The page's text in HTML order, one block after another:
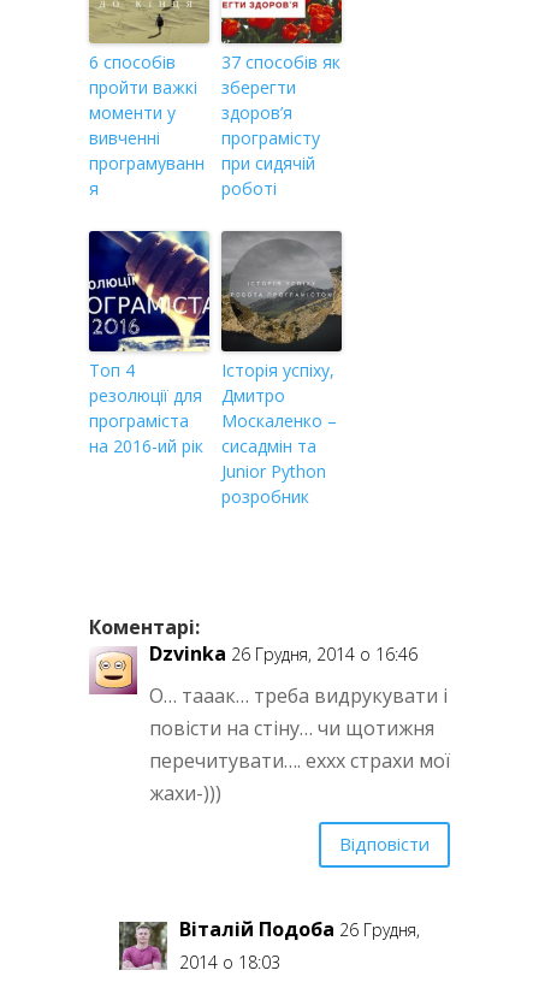
6 способів
пройти важкі
моменти у
вивченні
програмуванн
я
37 способів як
зберегти
здоров’я
програмісту
при сидячій
роботі
Топ 4
резолюції для
програміста
на 2016-ий рік
Історія успіху,
Дмитро
Москаленко –
сисадмін та
Junior Python
розробник
Коментарі:
Dzvinka 26 Грудня, 2014 о 16:46
О… тааак… треба видрукувати і
повісти на стіну… чи щотижня
перечитувати…. еххх страхи мої
жахи-)))
Відповісти
Віталій Подоба 26 Грудня,
2014 о 18:03